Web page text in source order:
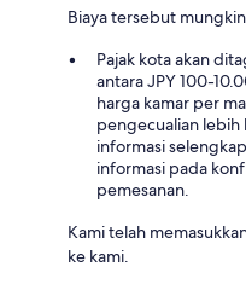
Biaya tersebut
Pajak kota akan
antara JPY 100-
harga kamar per
pengecualian
informasi
informasi pada
pemesanan.
Kami telah
ke kami.